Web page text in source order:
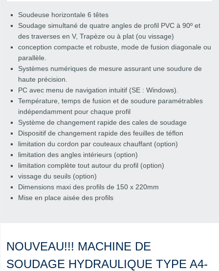
Soudeuse horizontale 6 têtes
Soudage simultané de quatre angles de profil PVC à 90º et
des traverses en V, Trapèze ou à plat (ou vissage)
conception compacte et robuste, mode de fusion diagonale ou
parallèle.
Systèmes numériques de mesure assurant une soudure de
haute précision.
PC avec menu de navigation intuitif (SE : Windows).
Température, temps de fusion et de soudure paramétrables
indépendamment pour chaque profil
Système de changement rapide des cales de soudage
Dispositif de changement rapide des feuilles de téflon
limitation du cordon par couteaux chauffant (option)
limitation des angles intérieurs (option)
limitation complète tout autour du profil (option)
vissage du seuils (option)
Dimensions maxi des profils de 150 x 220mm
Mise en place aisée des profils
NOUVEAU!!! MACHINE DE
SOUDAGE HYDRAULIQUE TYPE A4-